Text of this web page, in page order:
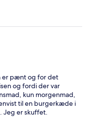
er pænt og for det
og fordi der var
kun morgenmad,
til en burgerkæde i
Jeg er skuffet.